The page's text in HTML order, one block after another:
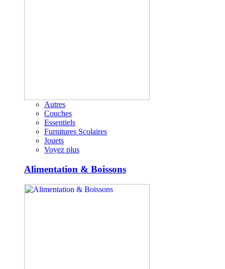
Autres
Couches
Essentiels
Furnitures Scolaires
Jouets
Voyez plus
Alimentation & Boissons